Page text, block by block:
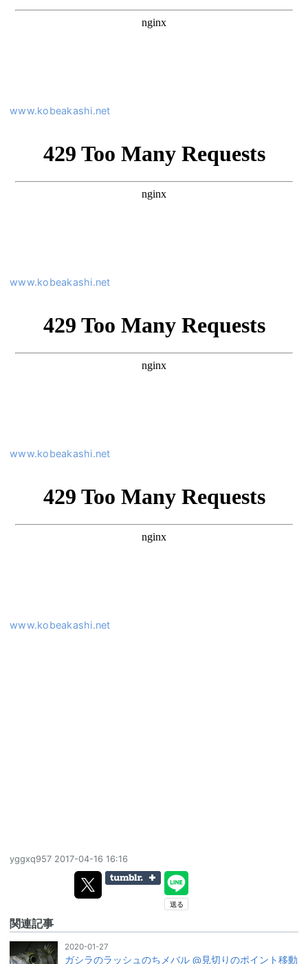
www.kobeakashi.net
www.kobeakashi.net
www.kobeakashi.net
www.kobeakashi.net
yggxq957 2017-04-16 16:16
関連記事
2020-01-27
ガシラのラッシュのちメバル @見切りのポイント移動